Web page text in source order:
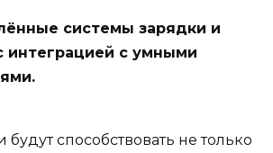
системы зарядки и
интеграцией с умными
способствовать не только